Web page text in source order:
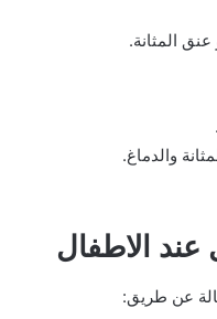
المثانة.
والدماغ.
الاطفال
عن طريق: